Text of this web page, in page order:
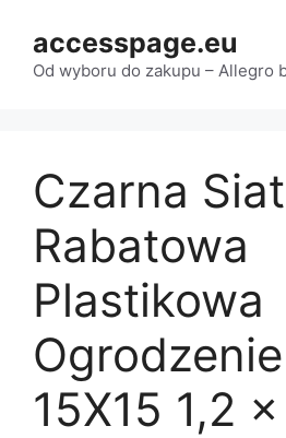
treści
accesspage.eu
Od wyboru do zakupu – Allegro
Czarna
Rabatowa
Plastikowa
15X15 1,2